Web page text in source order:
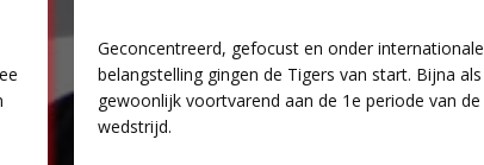
Geconcentreerd, gefocust en onder internationale
belangstelling gingen de Tigers van start. Bijna als
gewoonlijk voortvarend aan de 1e periode van de
wedstrijd.